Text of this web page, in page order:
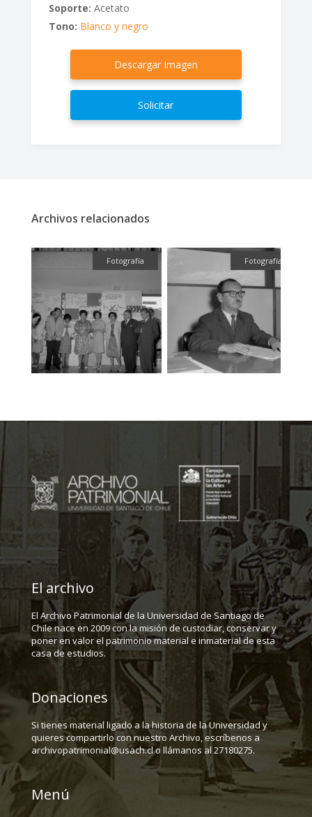
Soporte: Acetato
Tono: Blanco y negro
Descargar Imagen
Solicitar
Archivos relacionados
Fotografía Fotografía
El archivo
El Archivo Patrimonial de la Universidad de Santiago de
Chile nace en 2009 con la misión de custodiar, conservar y
poner en valor el patrimonio material e inmaterial de esta
casa de estudios.
Donaciones
Si tienes material ligado a la historia de la Universidad y
quieres compartirlo con nuestro Archivo, escríbenos a
archivopatrimonial@usach.cl o llámanos al 27180275.
Menú